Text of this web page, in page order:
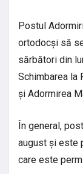
Postul
ortodocși să
sărbători din
Schimbarea la
și Adormirea
În general,
august și este
care este